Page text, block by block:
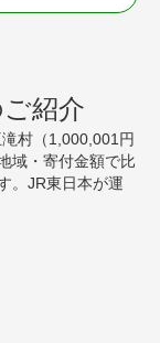
紹介
村（1,000,001円
域・寄付金額で比
。JR東日本が運